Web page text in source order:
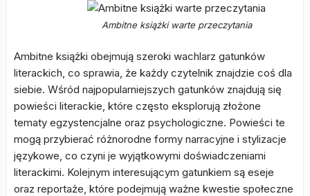
Ambitne książki warte przeczytania
Ambitne książki obejmują szeroki wachlarz gatunków
literackich, co sprawia, że każdy czytelnik znajdzie coś dla
siebie. Wśród najpopularniejszych gatunków znajdują się
powieści literackie, które często eksplorują złożone
tematy egzystencjalne oraz psychologiczne. Powieści te
mogą przybierać różnorodne formy narracyjne i stylizacje
językowe, co czyni je wyjątkowymi doświadczeniami
literackimi. Kolejnym interesującym gatunkiem są eseje
oraz reportaże, które podejmują ważne kwestie społeczne